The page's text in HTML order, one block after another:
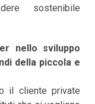
sostenibile
nello sviluppo
della piccola e
il cliente private